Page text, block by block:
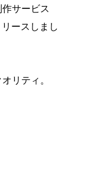
り
サービス
ースしまし
リティ。